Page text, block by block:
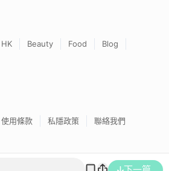
HK Beauty Food
Blog
使用條款 私隱政策 聯絡我們